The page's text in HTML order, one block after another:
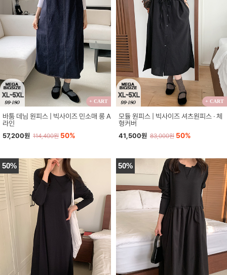
+ CART
바툼 데님 원피스 | 빅사이즈 민소매 롱 A
라인
57,200원 114,400원 50%
+ CART
모듈 원피스 | 빅사이즈 셔츠원피스 · 체
형커버
41,500원 83,000원 50%
50% 50%